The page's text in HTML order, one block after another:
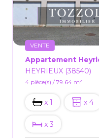
VENTE
HEYRIEUX (38540)
4 pièce(s) / 79.64 m²
x 1 x 4
x 3